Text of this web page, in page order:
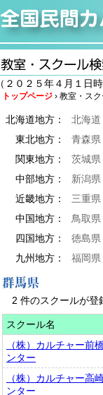
（２０２５年４月１日時
トップページ › 教室・ス
北海道地方：
北海道
東北地方：
青森県
関東地方：
茨城県
中部地方：
新潟県
近畿地方：
三重県
中国地方：
鳥取県
四国地方：
徳島県
九州地方：
福岡県
2 件のスクールが登
スクール名
（株）カルチャー前
ンター
（株）カルチャー高
ンター